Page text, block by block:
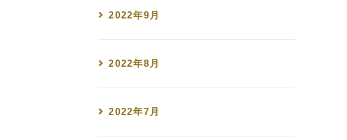
2022年9月
2022年8月
2022年7月